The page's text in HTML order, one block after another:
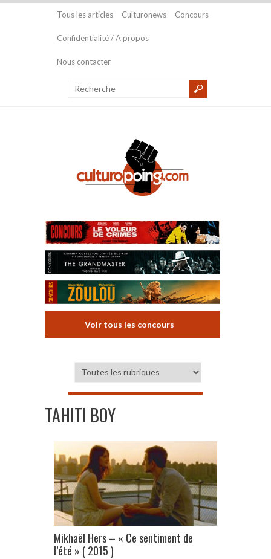
Tous les articles Culturonews Concours
Confidentialité / A propos
Nous contacter
Voir tous les concours
TAHITI BOY
Mikhaël Hers – « Ce sentiment de
l’été » ( 2015 )